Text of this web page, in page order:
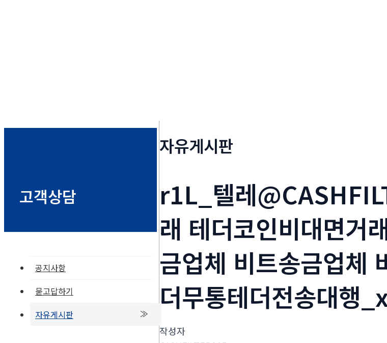
고객상담
공지사항
묻고답하기
자유게시판
자유게시판
r1L_텔레
래 테더코인비대면거
금업체 비트송금업체
더무통테더전송대행
작성자